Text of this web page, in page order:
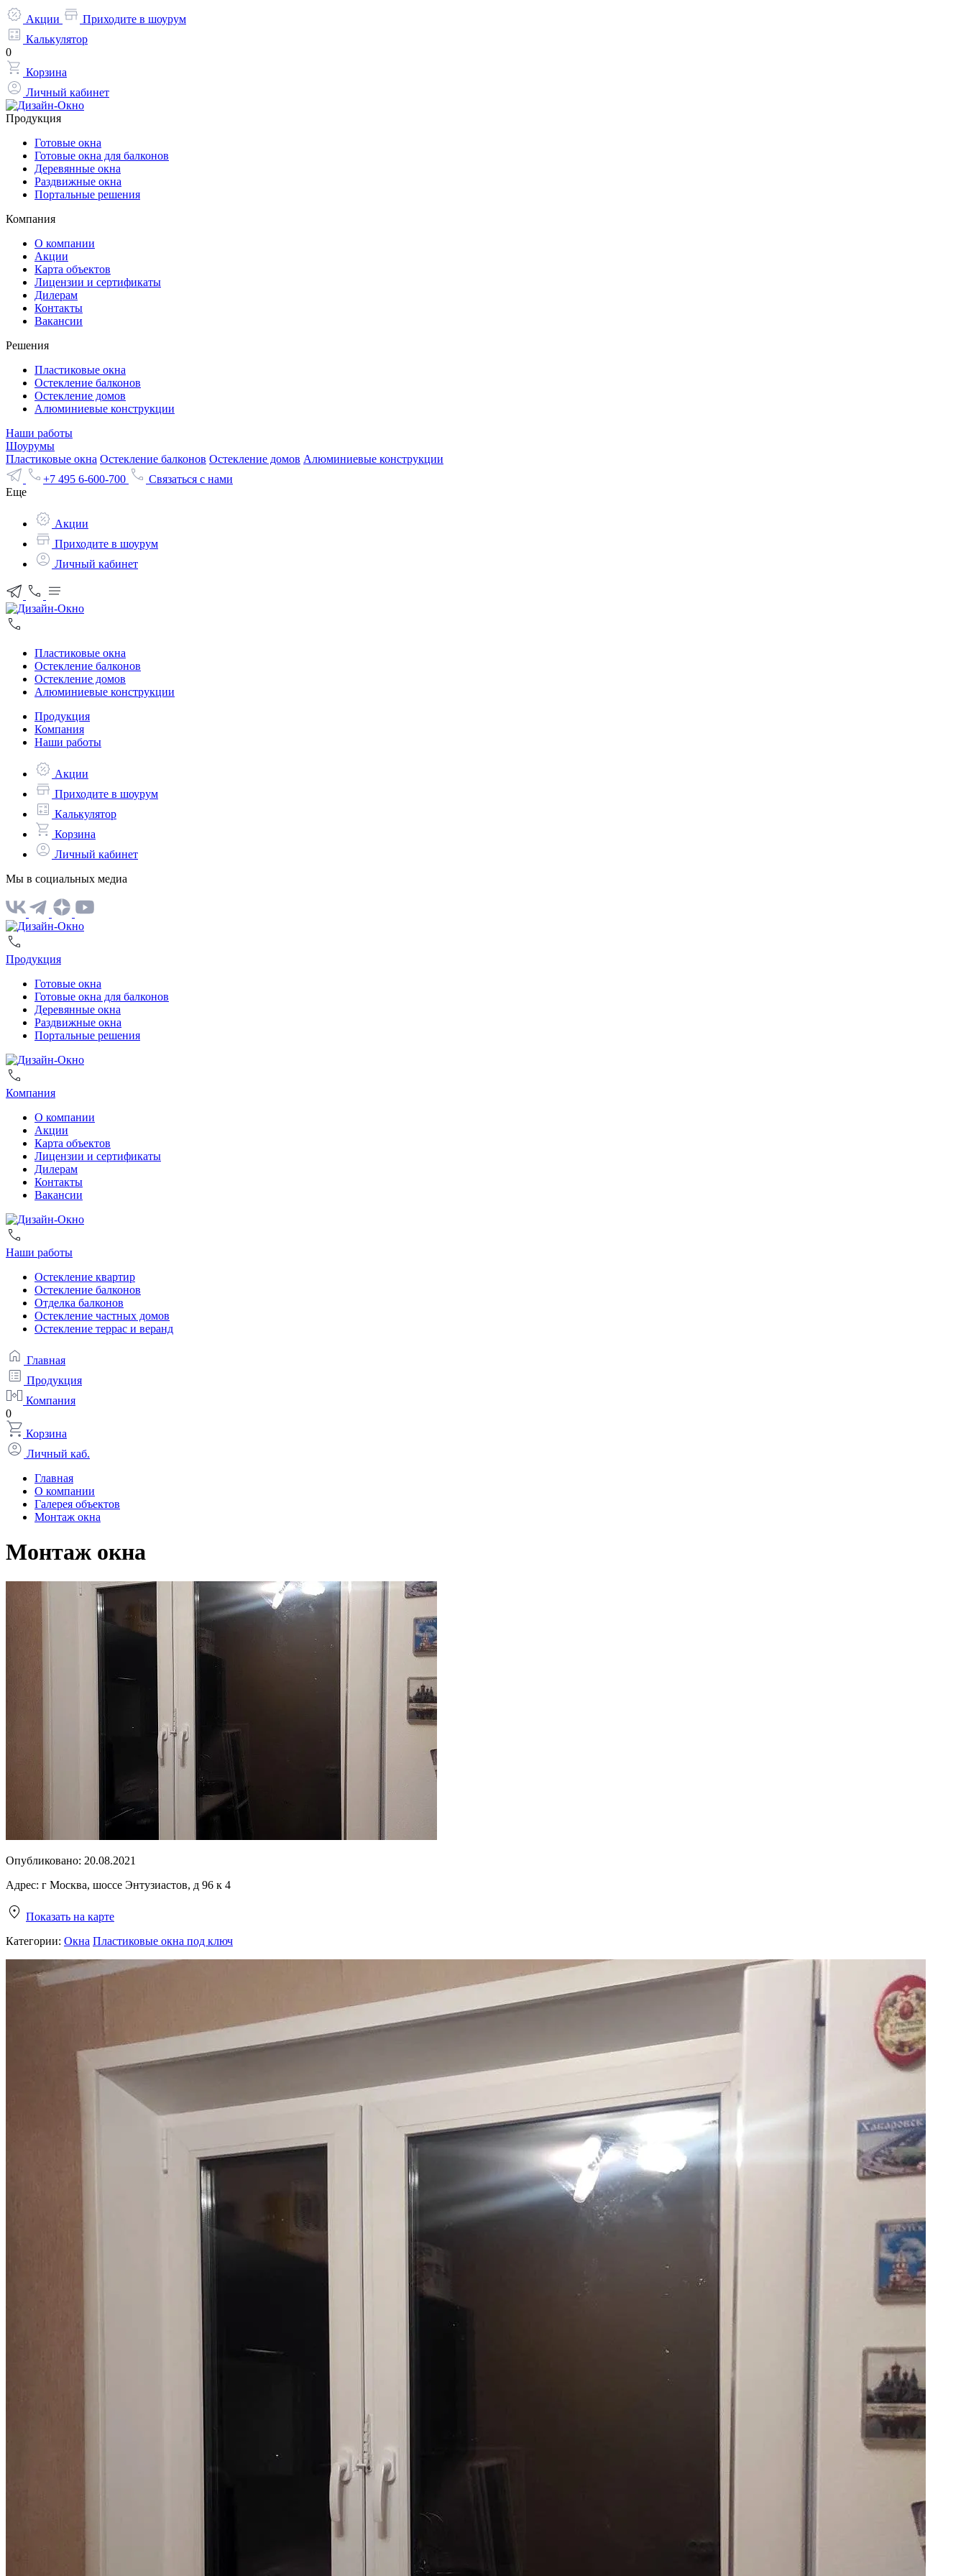
Акции
Приходите в шоурум
Калькулятор
0
Корзина
Личный кабинет
Продукция
Готовые окна
Готовые окна для балконов
Деревянные окна
Раздвижные окна
Портальные решения
Компания
О компании
Акции
Карта объектов
Лицензии и сертификаты
Дилерам
Контакты
Вакансии
Решения
Пластиковые окна
Остекление балконов
Остекление домов
Алюминиевые конструкции
Наши работы
Шоурумы
Пластиковые окна Остекление балконов Остекление домов Алюминиевые конструкции
+7 495 6-600-700
Связаться с нами
Еще
Акции
Приходите в шоурум
Личный кабинет
Пластиковые окна
Остекление балконов
Остекление домов
Алюминиевые конструкции
Продукция
Компания
Наши работы
Акции
Приходите в шоурум
Калькулятор
Корзина
Личный кабинет
Мы в социальных медиа
Продукция
Готовые окна
Готовые окна для балконов
Деревянные окна
Раздвижные окна
Портальные решения
Компания
О компании
Акции
Карта объектов
Лицензии и сертификаты
Дилерам
Контакты
Вакансии
Наши работы
Остекление квартир
Остекление балконов
Отделка балконов
Остекление частных домов
Остекление террас и веранд
Главная
Продукция
Компания
0
Корзина
Личный каб.
Главная
О компании
Галерея объектов
Монтаж окна
Монтаж окна
Опубликовано: 20.08.2021
Адрес: г Москва, шоссе Энтузиастов, д 96 к 4
Показать на карте
Категории: Окна Пластиковые окна под ключ